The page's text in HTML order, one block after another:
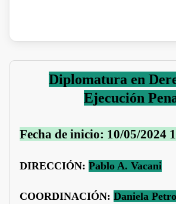
Diplomatura en
Ejecución
Fecha de inicio: 10/05/2024
DIRECCIÓN: Pablo A. Vacani
COORDINACIÓN: Daniela